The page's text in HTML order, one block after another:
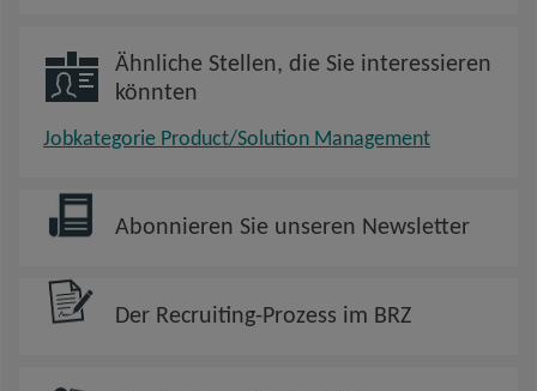
Ähnliche Stellen, die Sie interessieren
könnten
Jobkategorie Product/Solution Management
Abonnieren Sie unseren Newsletter
Der Recruiting-Prozess im BRZ